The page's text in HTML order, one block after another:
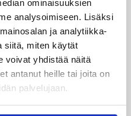
ominaisuuksien
analysoimiseen. Lisäksi
ja analytiikka-
siitä, miten käytät
voivat yhdistää näitä
antanut heille tai joita on
palvelujaan.
voittoon